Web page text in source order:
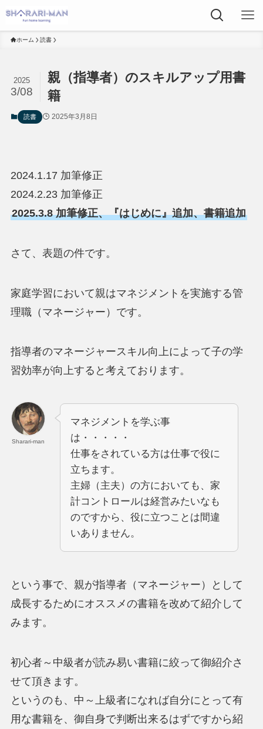
ホーム 読書
親（指導者）のスキルアップ用書
籍
2025
3/08
読書 2025年3月8日
2024.1.17 加筆修正
2024.2.23 加筆修正
2025.3.8 加筆修正、『はじめに』追加、書籍追加
さて、表題の件です。
家庭学習において親はマネジメントを実施する管
理職（マネージャー）です。
指導者のマネージャースキル向上によって子の学
習効率が向上すると考えております。
Sharari-man
マネジメントを学ぶ事
は・・・・・
仕事をされている方は仕事で役に
立ちます。
主婦（主夫）の方においても、家
計コントロールは経営みたいなも
のですから、役に立つことは間違
いありません。
という事で、親が指導者（マネージャー）として
成長するためにオススメの書籍を改めて紹介して
みます。
初心者～中級者が読み易い書籍に絞って御紹介さ
せて頂きます。
というのも、中～上級者になれば自分にとって有
用な書籍を、御自身で判断出来るはずですから紹